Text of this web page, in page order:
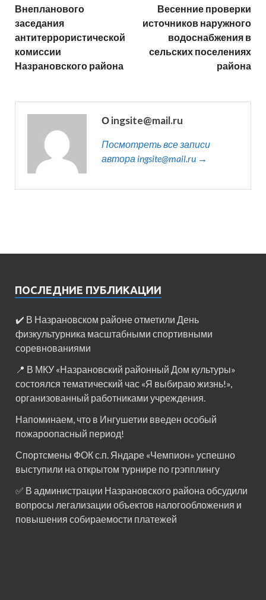
Внепланового
заседания
антитеррористической
комиссии
Назрановского района
Весенние проверки
источников наружного
водоснабжения в
сельских поселениях
района
О ingsite@mail.ru
Посмотреть все записи
автора ingsite@mail.ru →
ПОСЛЕДНИЕ ПУБЛИКАЦИИ
✔️ В Назрановском районе отметили День
физкультурника масштабными спортивными
соревнованиями
📍 В МКУ «Назрановский районный Дом культуры»
состоялся тематический час «Я выбираю жизнь!»,
организованный работниками учреждения.
Напоминаем, что в Ингушетии введен особый
пожароопасный период!⁣⁣⠀
Спортсмены ФОК с.п. Яндаре «Чемпион» успешно
выступили на открытом турнире по грэпплингу
✅ В администрации Назрановского района обсудили
вопросы легализации объектов налогообложения и
повышения собираемости платежей